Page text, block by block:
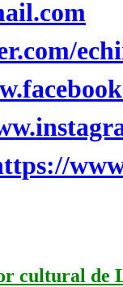
cultural de